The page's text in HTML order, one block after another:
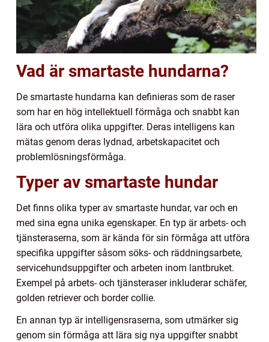
Vad är smartaste hundarna?
De smartaste hundarna kan definieras som de raser
som har en hög intellektuell förmåga och snabbt kan
lära och utföra olika uppgifter. Deras intelligens kan
mätas genom deras lydnad, arbetskapacitet och
problemlösningsförmåga.
Typer av smartaste hundar
Det finns olika typer av smartaste hundar, var och en
med sina egna unika egenskaper. En typ är arbets- och
tjänsteraserna, som är kända för sin förmåga att utföra
specifika uppgifter såsom söks- och räddningsarbete,
servicehundsuppgifter och arbeten inom lantbruket.
Exempel på arbets- och tjänsteraser inkluderar schäfer,
golden retriever och border collie.
En annan typ är intelligensraserna, som utmärker sig
genom sin förmåga att lära sig nya uppgifter snabbt